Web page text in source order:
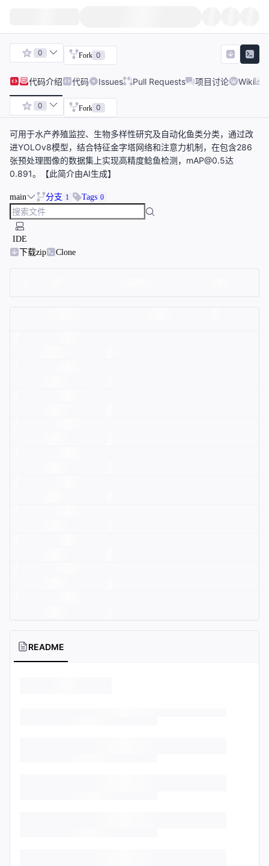
0 Fork 0
代码介绍 代码 Issues Pull Requests 项目讨论 Wiki
0 Fork 0
可用于水产养殖监控、生物多样性研究及自动化鱼类分类，通过改
进YOLOv8模型，结合特征金字塔网络和注意力机制，在包含286
张预处理图像的数据集上实现高精度鲶鱼检测，mAP@0.5达
0.891。【此简介由AI生成】
main 分支 1 Tags 0
IDE
下载zip
Clone
README